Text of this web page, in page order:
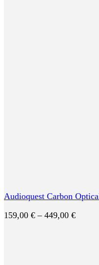
Audioquest Carbon
159,00 € – 449,00 €